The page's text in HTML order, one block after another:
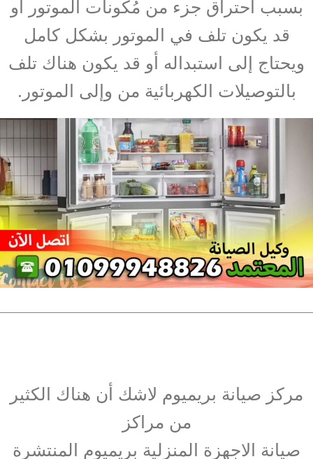
بسبب احتراق جزء من مُكونات الموتور أو
قد يكون تلف في الموتور بشكل كامل
ويحتاج إلى استبداله أو قد يكون هناك تلف
بالتوصيلات الكهربائية من وإلى الموتور.
مركز صيانة بريميوم لاشك أن هناك الكثير
من مراكز
صيانة الاجهزة المنزلية بريميوم المنتشرة